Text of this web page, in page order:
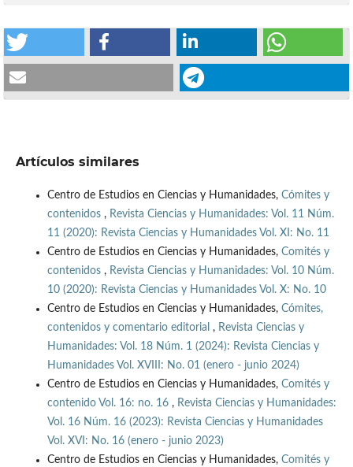
Artículos similares
Centro de Estudios en Ciencias y Humanidades, Cómites y
contenidos , Revista Ciencias y Humanidades: Vol. 11 Núm.
11 (2020): Revista Ciencias y Humanidades Vol. XI: No. 11
Centro de Estudios en Ciencias y Humanidades, Comités y
contenidos , Revista Ciencias y Humanidades: Vol. 10 Núm.
10 (2020): Revista Ciencias y Humanidades Vol. X: No. 10
Centro de Estudios en Ciencias y Humanidades, Cómites,
contenidos y comentario editorial , Revista Ciencias y
Humanidades: Vol. 18 Núm. 1 (2024): Revista Ciencias y
Humanidades Vol. XVIII: No. 01 (enero - junio 2024)
Centro de Estudios en Ciencias y Humanidades, Comités y
contenido Vol. 16: no. 16 , Revista Ciencias y Humanidades:
Vol. 16 Núm. 16 (2023): Revista Ciencias y Humanidades
Vol. XVI: No. 16 (enero - junio 2023)
Centro de Estudios en Ciencias y Humanidades, Comités y